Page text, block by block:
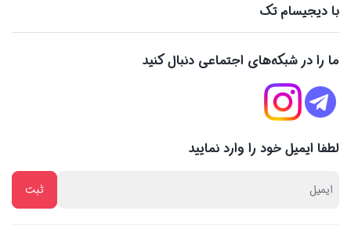
با دیجیسام تک
ما را در شبکه‌های اجتماعی دنبال کنید
لطفا ایمیل خود را وارد نمایید